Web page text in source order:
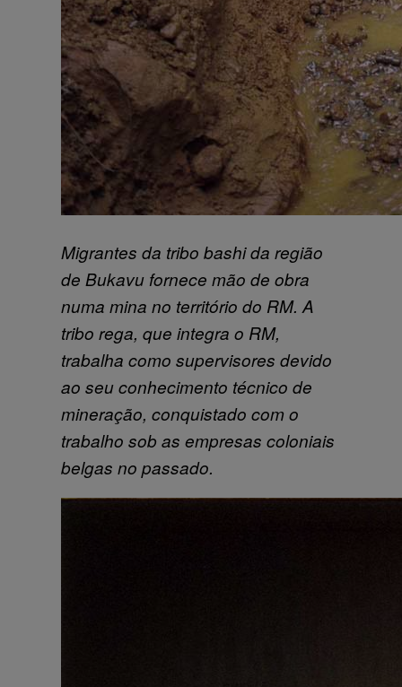
Migrantes da tribo bashi da região
de Bukavu fornece mão de obra
numa mina no território do RM. A
tribo rega, que integra o RM,
trabalha como supervisores devido
ao seu conhecimento técnico de
mineração, conquistado com o
trabalho sob as empresas coloniais
belgas no passado.